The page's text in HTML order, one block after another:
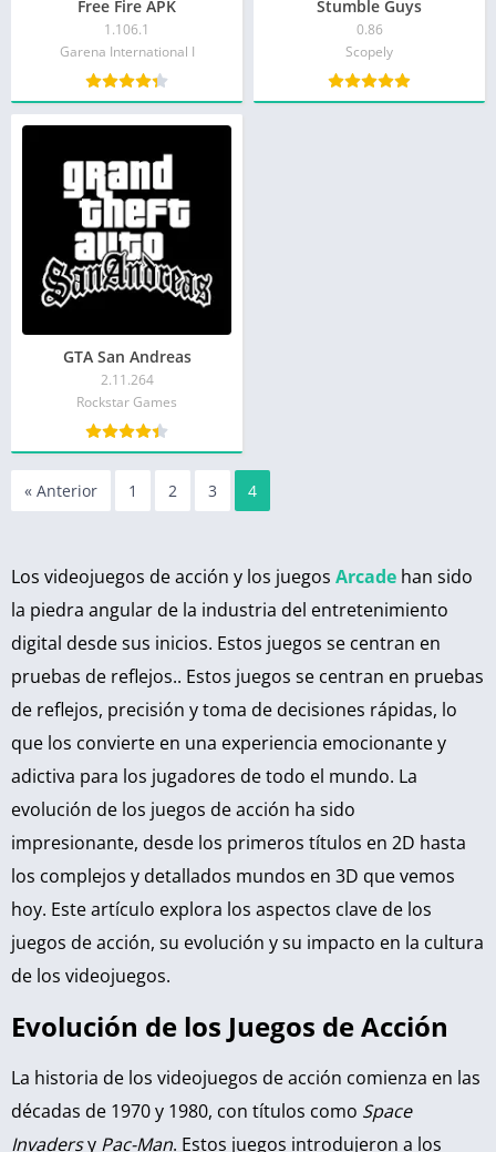
Free Fire APK
1.106.1
Garena International I
Stumble Guys
0.86
Scopely
GTA San Andreas
2.11.264
Rockstar Games
« Anterior 1 2 3 4
Los videojuegos de acción y los juegos Arcade han sido
la piedra angular de la industria del entretenimiento
digital desde sus inicios. Estos juegos se centran en
pruebas de reflejos.. Estos juegos se centran en pruebas
de reflejos, precisión y toma de decisiones rápidas, lo
que los convierte en una experiencia emocionante y
adictiva para los jugadores de todo el mundo. La
evolución de los juegos de acción ha sido
impresionante, desde los primeros títulos en 2D hasta
los complejos y detallados mundos en 3D que vemos
hoy. Este artículo explora los aspectos clave de los
juegos de acción, su evolución y su impacto en la cultura
de los videojuegos.
Evolución de los Juegos de Acción
La historia de los videojuegos de acción comienza en las
décadas de 1970 y 1980, con títulos como Space
Invadersy Pac-Man. Estos juegos introdujeron a los